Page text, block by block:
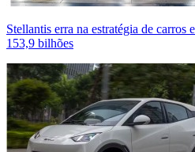
Stellantis erra na estratégia de carros
153,9 bilhões